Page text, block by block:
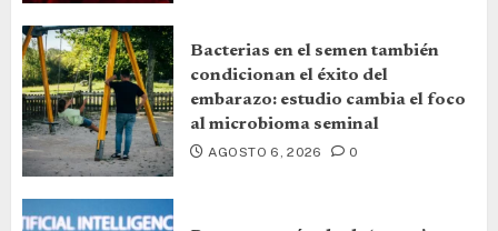
Bacterias en el semen también
condicionan el éxito del
embarazo: estudio cambia el foco
al microbioma seminal
AGOSTO 6, 2026 0